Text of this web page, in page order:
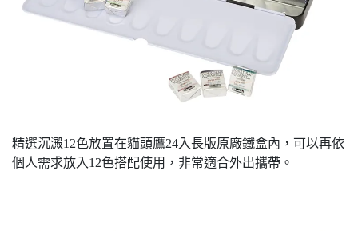
精選沉澱12色放置在貓頭鷹24入長版原廠鐵盒內，可以再依
個人需求放入12色搭配使用，非常適合外出攜帶。